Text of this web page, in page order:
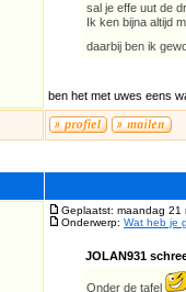
sal je effe uut de
Ik ken bijna altijd
daarbij ben ik
ben het met uwes eens
Geplaatst: maandag 21
Onderwerp: Wat heb je
JOLAN931
Onder de tafel